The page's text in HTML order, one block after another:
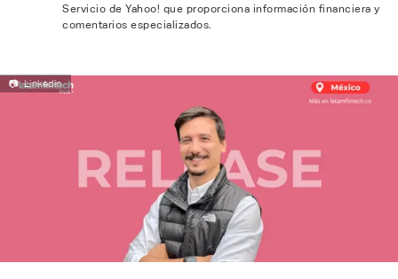
Servicio de Yahoo! que proporciona información financiera y
comentarios especializados.
📷 Linkedin